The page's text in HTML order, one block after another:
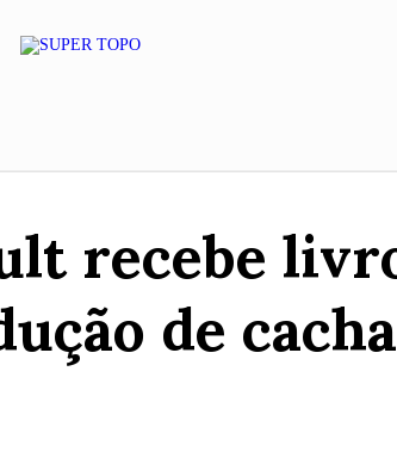
recebe
de